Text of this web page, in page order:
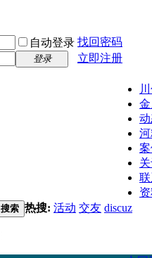
自动登录 找回密码
登录
立即注册
搜索 热搜: 活动 交友 discuz